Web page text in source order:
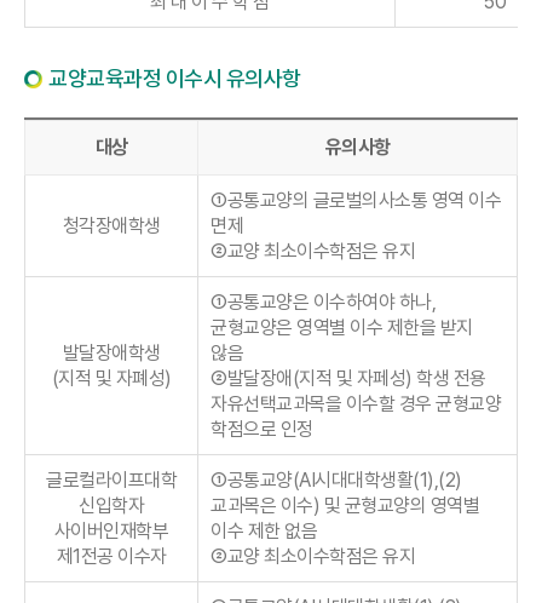
교양교육과정 이수시 유의사항
대상 유의사항
청각장애학생
①공통교양의 글로벌의사소통 영역 이수
면제
②교양 최소이수학점은 유지
발달장애학생
(지적 및 자폐성)
①공통교양은 이수하여야 하나,
균형교양은 영역별 이수 제한을 받지
않음
②발달장애(지적 및 자페성) 학생 전용
자유선택교과목을 이수할 경우 균형교양
학점으로 인정
글로컬라이프대학
신입학자
사이버인재학부
제1전공 이수자
①공통교양(AI시대대학생활(1),(2)
교과목은 이수) 및 균형교양의 영역별
이수 제한 없음
②교양 최소이수학점은 유지